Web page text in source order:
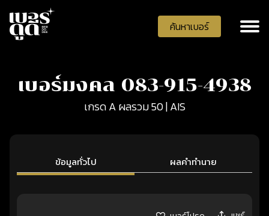
ค้นหาเบอร์
เบอร์มงคล 083-915-4938
เกรด A ผลรวม 50 | AIS
ข้อมูลทั่วไป ผลคำทำนาย